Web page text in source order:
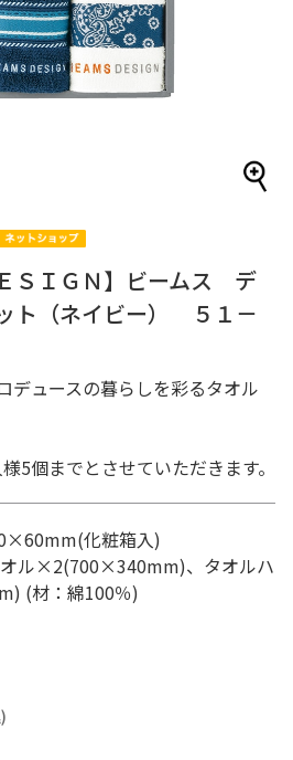
ＳＩＧＮ】ビームス デ
ト（ネイビー） ５１－
デュースの暮らしを彩るタオル
5個までとさせていただきます。
化粧箱入)
ル×2(700×340mm)、タオルハ
(材：綿100％)